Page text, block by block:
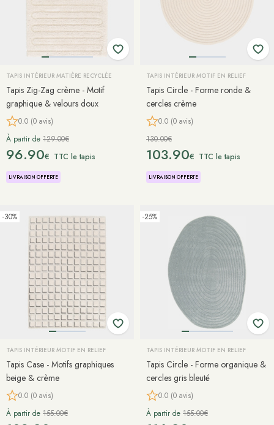
TAPIS INTÉRIEUR MATIÈRE RECYCLÉE
Tapis Zig-Zag crème - Motif
graphique & velours doux
0.0 (0 avis)
À partir de 129.00€
96.90€ TTC le tapis
LIVRAISON OFFERTE
TAPIS INTÉRIEUR MOTIF EN RELIEF
Tapis Circle - Forme ronde &
cercles crème
0.0 (0 avis)
130.00€
103.90€ TTC le tapis
LIVRAISON OFFERTE
-30%
TAPIS INTÉRIEUR MOTIF EN RELIEF
Tapis Case - Motifs graphiques
beige & crème
0.0 (0 avis)
À partir de 155.00€
-25%
TAPIS INTÉRIEUR MOTIF EN RELIEF
Tapis Circle - Forme organique &
cercles gris bleuté
0.0 (0 avis)
À partir de 155.00€